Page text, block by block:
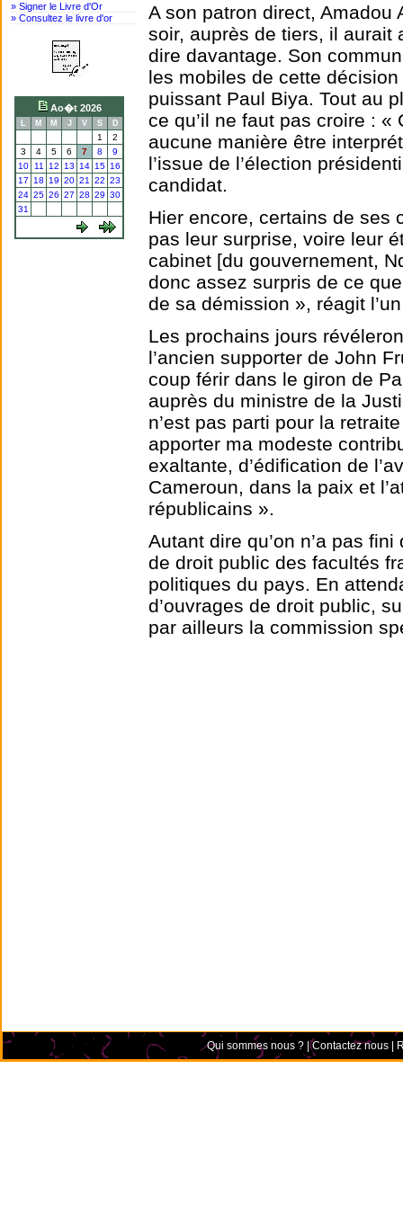
» Signer le Livre d'Or
» Consultez le livre d'or
Ao�t 2026
L M M J V S D
1
2
3
4 5 6 7 8
9
10
11 12 13 14 15 16
17
18 19 20 21 22 23
24 25 26 27 28 29 30
31
A son patron direct, Amadou
soir, auprès de tiers, il aurait
dire davantage. Son
les mobiles de cette
puissant Paul Biya. Tout au
ce qu’il ne faut pas croire : «
aucune manière être
l’issue de l’élection
candidat.
Hier encore, certains de ses
pas leur surprise, voire leur
cabinet [du gouvernement,
donc assez surpris de ce
de sa démission », réagit l’un
Les prochains jours
l’ancien supporter de John
coup férir dans le giron de
auprès du ministre de la
n’est pas parti pour la
apporter ma modeste
exaltante, d’édification de
Cameroun, dans la paix et
républicains ».
Autant dire qu’on n’a pas
de droit public des facultés
politiques du pays. En
d’ouvrages de droit public,
par ailleurs la commission
Qui sommes nous ?|Contactez nous|